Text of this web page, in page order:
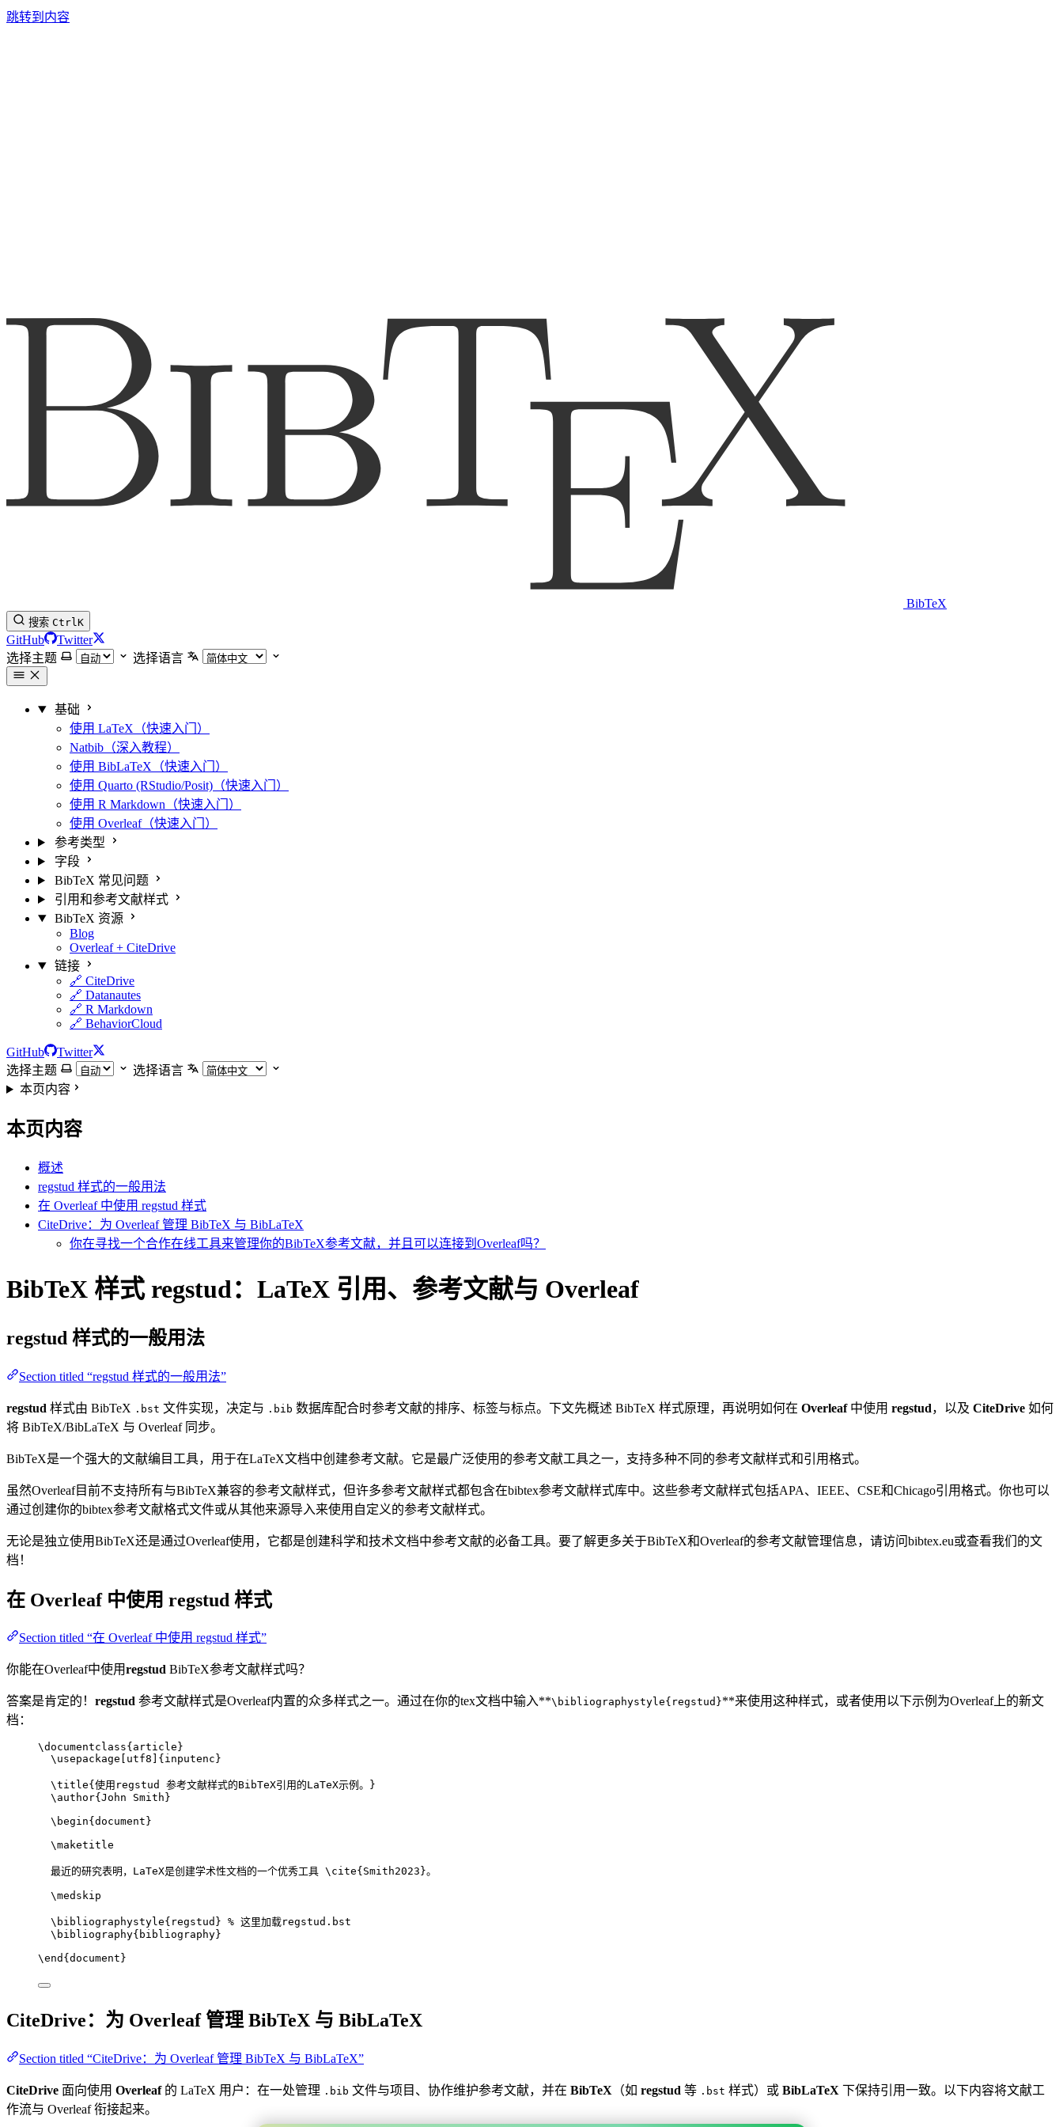
跳转到内容
BibTeX
搜索 CtrlK
GitHub
Twitter
选择主题
选择语言
基础
使用 LaTeX（快速入门）
Natbib（深入教程）
使用 BibLaTeX（快速入门）
使用 Quarto (RStudio/Posit)（快速入门）
使用 R Markdown（快速入门）
使用 Overleaf（快速入门）
参考类型
字段
BibTeX 常见问题
引用和参考文献样式
BibTeX 资源
Blog
Overleaf + CiteDrive
链接
🔗 CiteDrive
🔗 Datanautes
🔗 R Markdown
🔗 BehaviorCloud
GitHub
Twitter
选择主题
选择语言
本页内容
本页内容
概述
regstud 样式的一般用法
在 Overleaf 中使用 regstud 样式
CiteDrive：为 Overleaf 管理 BibTeX 与 BibLaTeX
你在寻找一个合作在线工具来管理你的BibTeX参考文献，并且可以连接到Overleaf吗？
BibTeX 样式 regstud：LaTeX 引用、参考文献与 Overleaf
regstud 样式的一般用法
Section titled “regstud 样式的一般用法”
regstud 样式由 BibTeX .bst 文件实现，决定与 .bib 数据库配合时参考文献的排序、标签与标点。下文先概述 BibTeX 样式原理，再说明如何在 Overleaf中使用 regstud，以及 CiteDrive 如何
将 BibTeX/BibLaTeX 与 Overleaf 同步。
BibTeX是一个强大的文献编目工具，用于在LaTeX文档中创建参考文献。它是最广泛使用的参考文献工具之一，支持多种不同的参考文献样式和引用格式。
虽然Overleaf目前不支持所有与BibTeX兼容的参考文献样式，但许多参考文献样式都包含在bibtex参考文献样式库中。这些参考文献样式包括APA、IEEE、CSE和Chicago引用格式。你也可以
通过创建你的bibtex参考文献格式文件或从其他来源导入来使用自定义的参考文献样式。
无论是独立使用BibTeX还是通过Overleaf使用，它都是创建科学和技术文档中参考文献的必备工具。要了解更多关于BibTeX和Overleaf的参考文献管理信息，请访问bibtex.eu或查看我们的文
档！
在 Overleaf 中使用 regstud 样式
Section titled “在 Overleaf 中使用 regstud 样式”
你能在Overleaf中使用regstud BibTeX参考文献样式吗？
答案是肯定的！ regstud 参考文献样式是Overleaf内置的众多样式之一。通过在你的tex文档中输入**\bibliographystyle{regstud}**来使用这种样式，或者使用以下示例为Overleaf上的新文
档：
\documentclass{ article }
\usepackage
utf8 ]{ inputenc }
\title{使用regstud 参考文献样式的BibTeX引用的LaTeX示例。}
\author{John Smith}
\begin{ document }
\maketitle
最近的研究表明，LaTeX是创建学术性文档的一个优秀工具 \cite{ Smith2023 }。
\medskip
\bibliographystyle{regstud} % 这里加载regstud.bst
\bibliography{bibliography}
\end { document }
CiteDrive：为 Overleaf 管理 BibTeX 与 BibLaTeX
Section titled “CiteDrive：为 Overleaf 管理 BibTeX 与 BibLaTeX”
CiteDrive 面向使用 Overleaf的 LaTeX 用户：在一处管理 .bib 文件与项目、协作维护参考文献，并在 BibTeX （如 regstud 等 .bst 样式）或 BibLaTeX 下保持引用一致。以下内容将文献工
作流与 Overleaf 衔接起来。